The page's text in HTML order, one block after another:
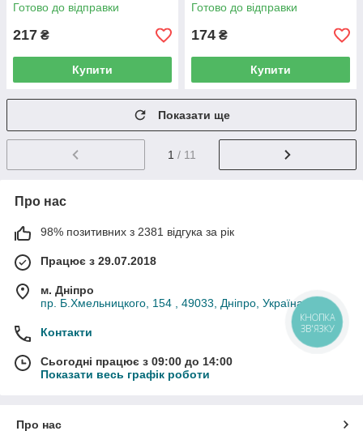
Готово до відправки
217 ₴
Купити
Готово до відправки
174 ₴
Купити
Показати ще
1 / 11
Про нас
98% позитивних з 2381 відгука за рік
Працює з 29.07.2018
м. Дніпро
пр. Б.Хмельницкого, 154 , 49033, Дніпро, Україна
Контакти
Сьогодні працює з 09:00 до 14:00
Показати весь графік роботи
Про нас
КНОПКА
ЗВ'ЯЗКУ